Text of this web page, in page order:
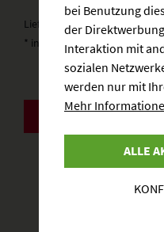
Lieferzeit: 3-5 Werktage
* inkl. gesetzlicher MwSt.
ZURÜCK
bei Benutzung
der
Interaktion mit
sozialen
werden nur mit
Mehr
ALLE